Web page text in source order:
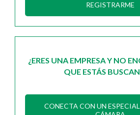
REGISTRARME
¿ERES UNA EMPRESA Y NO
QUE ESTÁS
CONECTA CON UN